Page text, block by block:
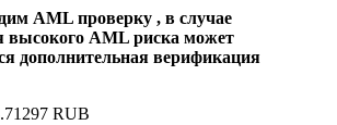
AML проверку , в случае
высокого AML риска может
дополнительная верификация
RUB